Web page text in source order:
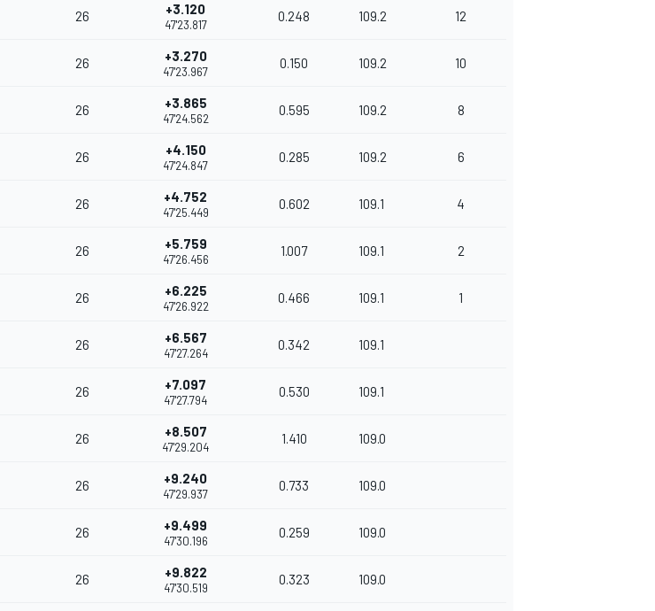
26 +3.120
47'23.817
0.248 109.2 12
26 +3.270
47'23.967
0.150 109.2 10
26 +3.865
47'24.562
0.595 109.2 8
26 +4.150
47'24.847
0.285 109.2 6
26 +4.752
47'25.449
0.602 109.1 4
26 +5.759
47'26.456
1.007 109.1 2
26 +6.225
47'26.922
0.466 109.1 1
26 +6.567
47'27.264
0.342 109.1
26 +7.097
47'27.794
0.530 109.1
26 +8.507
47'29.204
1.410 109.0
26 +9.240
47'29.937
0.733 109.0
26 +9.499
47'30.196
0.259 109.0
26 +9.822
47'30.519
0.323 109.0